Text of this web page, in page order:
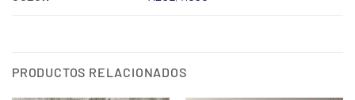
PRODUCTOS RELACIONADOS